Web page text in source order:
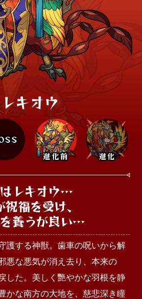
レキオウ
進化前
進化
レキオウ…
祝福を受け、
養うが良い…
護する神獣。歯車の呪いから解
悪な悪気が消え去り、本来の
した。美しく艷やかな羽根を静
かな南方の大地を、慈悲深き瞳